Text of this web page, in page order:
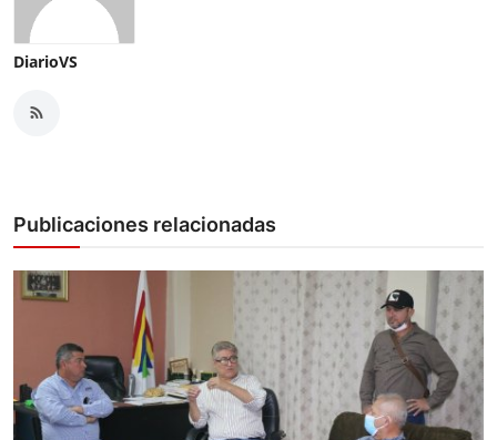
DiarioVS
Publicaciones relacionadas